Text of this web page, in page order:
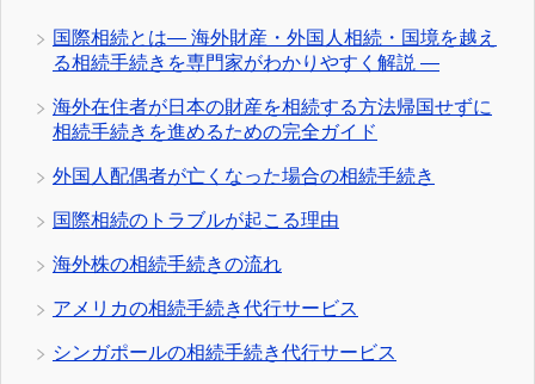
国際相続とは― 海外財産・外国人相続・国境を越え
る相続手続きを専門家がわかりやすく解説 ―
海外在住者が日本の財産を相続する方法帰国せずに
相続手続きを進めるための完全ガイド
外国人配偶者が亡くなった場合の相続手続き
国際相続のトラブルが起こる理由
海外株の相続手続きの流れ
アメリカの相続手続き代行サービス
シンガポールの相続手続き代行サービス